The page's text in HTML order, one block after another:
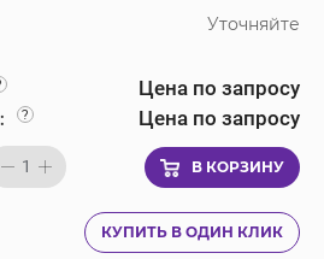
Уточняйте
Цена по запросу
? Цена по запросу
1 В КОРЗИНУ
КУПИТЬ В ОДИН КЛИК